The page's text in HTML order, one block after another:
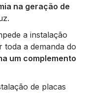
na geração de
a instalação
toda a demanda do
um complemento
de placas